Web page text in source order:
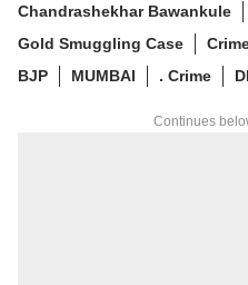
Chandrashekhar Bawankule
Gold Smuggling Case
BJP
MUMBAI . Crime
Continues